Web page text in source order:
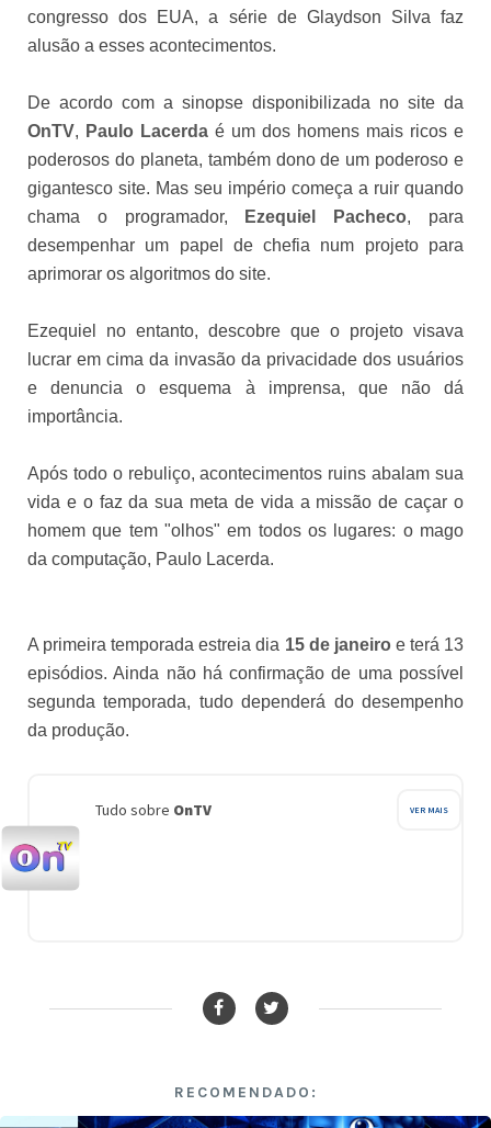
congresso dos EUA, a série de Glaydson Silva faz
alusão a esses acontecimentos.
De acordo com a sinopse disponibilizada no site da
OnTV, Paulo Lacerda é um dos homens mais ricos e
poderosos do planeta, também dono de um poderoso e
gigantesco site. Mas seu império começa a ruir quando
chama o programador,
Ezequiel Pacheco, para
desempenhar um papel de chefia num projeto para
aprimorar os algoritmos do site.
Ezequiel no entanto, descobre que o projeto visava
lucrar em cima da invasão da privacidade dos usuários
e denuncia o esquema à imprensa, que não dá
importância.
Após todo o rebuliço, acontecimentos ruins abalam sua
vida e o faz da sua meta de vida a missão de caçar o
homem que tem "olhos" em todos os lugares: o mago
da computação, Paulo Lacerda.
A primeira temporada estreia dia 15 de janeiroe terá 13
episódios. Ainda não há confirmação de uma possível
segunda temporada, tudo dependerá do desempenho
da produção.
Tudo sobre OnTV VER MAIS
RECOMENDADO: